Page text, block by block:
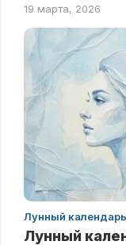
19 марта, 2026
Лунный календарь
Лунный